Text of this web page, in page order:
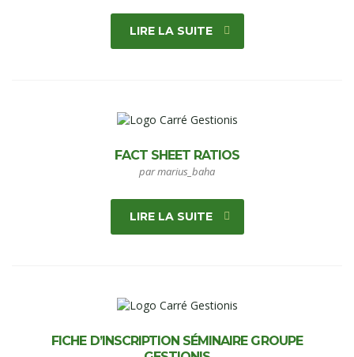
LIRE LA SUITE
FACT SHEET RATIOS
par marius_baha
LIRE LA SUITE
FICHE D’INSCRIPTION SÉMINAIRE GROUPE